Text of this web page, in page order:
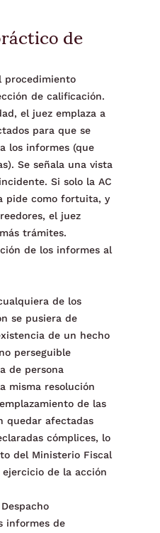
de
procedimiento
de calificación.
el juez emplaza a
para que se
los informes (que
Se señala una vista
Si solo la AC
pide como fortuita, y
el juez
trámites.
de los informes al
de los
se pusiera de
de un hecho
perseguible
de persona
misma resolución
de las
quedar afectadas
cómplices, lo
del Ministerio Fiscal
de la acción
informes de